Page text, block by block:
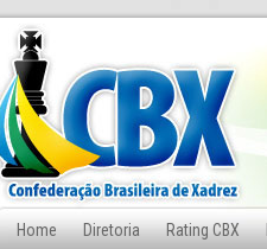
Home Diretoria Rating CBX